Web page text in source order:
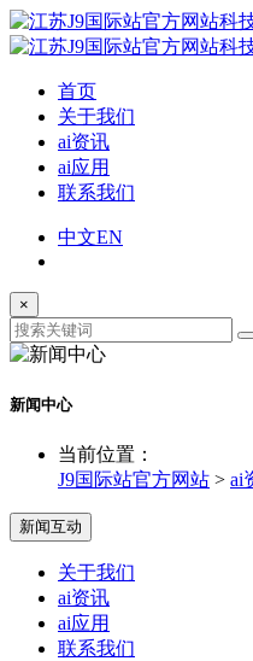
首页
关于我们
ai资讯
ai应用
联系我们
中文EN
×
新闻中心
当前位置：
J9国际站官方网站 > ai
新闻互动
关于我们
ai资讯
ai应用
联系我们